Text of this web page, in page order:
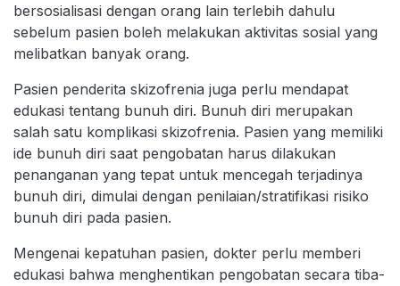
bersosialisasi dengan orang lain terlebih dahulu
sebelum pasien boleh melakukan aktivitas sosial yang
melibatkan banyak orang.
Pasien penderita skizofrenia juga perlu mendapat
edukasi tentang bunuh diri. Bunuh diri merupakan
salah satu komplikasi skizofrenia. Pasien yang memiliki
ide bunuh diri saat pengobatan harus dilakukan
penanganan yang tepat untuk mencegah terjadinya
bunuh diri, dimulai dengan penilaian/stratifikasi risiko
bunuh diri pada pasien.
Mengenai kepatuhan pasien, dokter perlu memberi
edukasi bahwa menghentikan pengobatan secara tiba-